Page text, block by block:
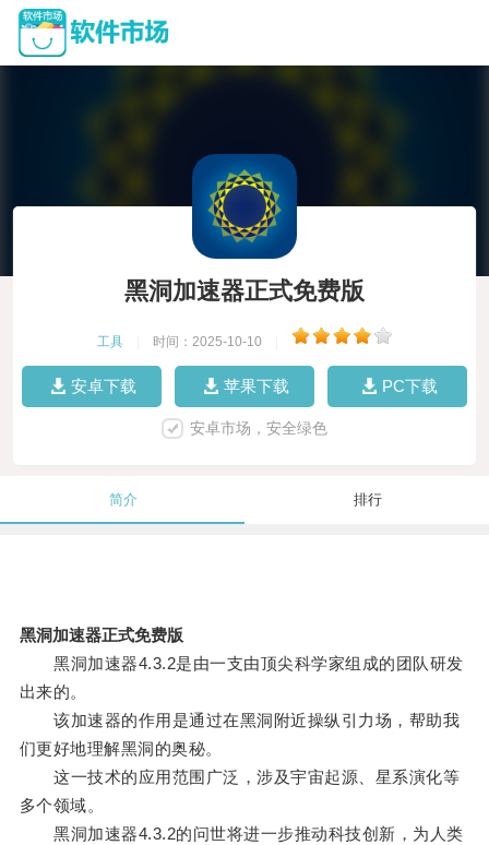
黑洞加速器正式免费版
工具 时间：2025-10-10
安卓下载 苹果下载 PC下载
安卓市场，安全绿色
简介 排行
黑洞加速器正式免费版
黑洞加速器4.3.2是由一支由顶尖科学家组成的团队研发
出来的。
该加速器的作用是通过在黑洞附近操纵引力场，帮助我
们更好地理解黑洞的奥秘。
这一技术的应用范围广泛，涉及宇宙起源、星系演化等
多个领域。
黑洞加速器4.3.2的问世将进一步推动科技创新，为人类